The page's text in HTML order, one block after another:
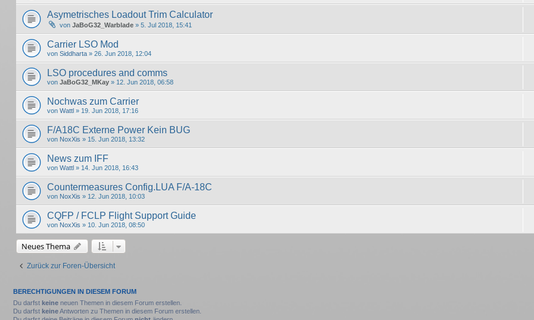
Asymetrisches Loadout Trim Calculator
von JaBoG32_Warblade » 5. Jul 2018, 15:41
Carrier LSO Mod
von Siddharta » 26. Jun 2018, 12:04
LSO procedures and comms
von JaBoG32_MKay » 12. Jun 2018, 06:58
Nochwas zum Carrier
von Wattl » 19. Jun 2018, 17:16
F/A18C Externe Power Kein BUG
von NoxXis » 15. Jun 2018, 13:32
News zum IFF
von Wattl » 14. Jun 2018, 16:43
Countermeasures Config.LUA F/A-18C
von NoxXis » 12. Jun 2018, 10:03
CQFP / FCLP Flight Support Guide
von NoxXis » 10. Jun 2018, 08:50
Neues Thema
Zurück zur Foren-Übersicht
BERECHTIGUNGEN IN DIESEM FORUM
Du darfst keine neuen Themen in diesem Forum erstellen.
Du darfst keineAntworten zu Themen in diesem Forum erstellen.